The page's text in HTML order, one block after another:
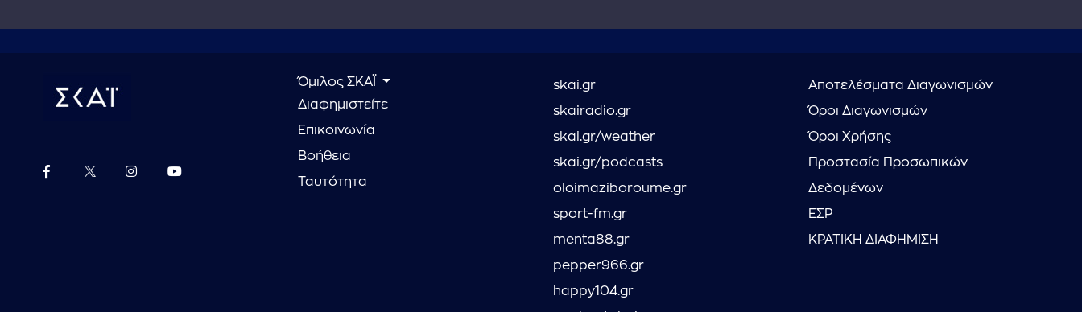
Όμιλος ΣΚΑΪ
Διαφημιστείτε
Επικοινωνία
Βοήθεια
Ταυτότητα
skai.gr
skairadio.gr
skai.gr/weather
skai.gr/podcasts
oloimaziboroume.gr
sport-fm.gr
menta88.gr
pepper966.gr
happy104.gr
Αποτελέσματα Διαγωνισμών
Όροι Διαγωνισμών
Όροι Χρήσης
Προστασία Προσωπικών
Δεδομένων
ΕΣΡ
ΚΡΑΤΙΚΗ ΔΙΑΦΗΜΙΣΗ